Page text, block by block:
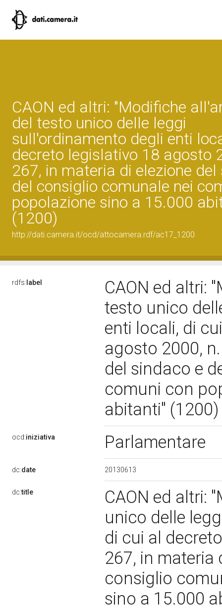
CAON ed altri: "Modifiche
del testo unico delle leggi
sull'ordinamento degli enti
decreto legislativo 18 agosto
267, in materia di elezione del
del consiglio comunale nei
popolazione sino a 15.000
(1200)
http://dati.camera.it/ocd/attocamera.rdf/ac17_1200
rdfs: label
CAON ed altri:
testo unico
enti locali, di
agosto 2000,
del sindaco e
comuni con
abitanti"
ocd:iniziativa Parlamentare
dc:date 20130613
dc:title
CAON ed altri:
unico delle
di cui al
267, in materia
consiglio
sino a 15.000